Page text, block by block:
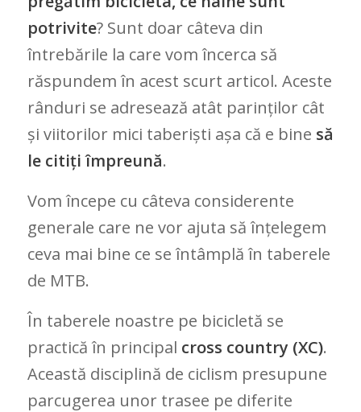
potrivite? Sunt doar câteva din
întrebările la care vom încerca să
răspundem în acest scurt articol. Aceste
rânduri se adresează atât parinților cât
și viitorilor mici taberiști așa că e bine să
le citiți împreună.
Vom începe cu câteva considerente
generale care ne vor ajuta să înțelegem
ceva mai bine ce se întâmplă în taberele
de MTB.
În taberele noastre pe bicicletă se
practică în principal cross country (XC).
Această disciplină de ciclism presupune
parcugerea unor trasee pe diferite